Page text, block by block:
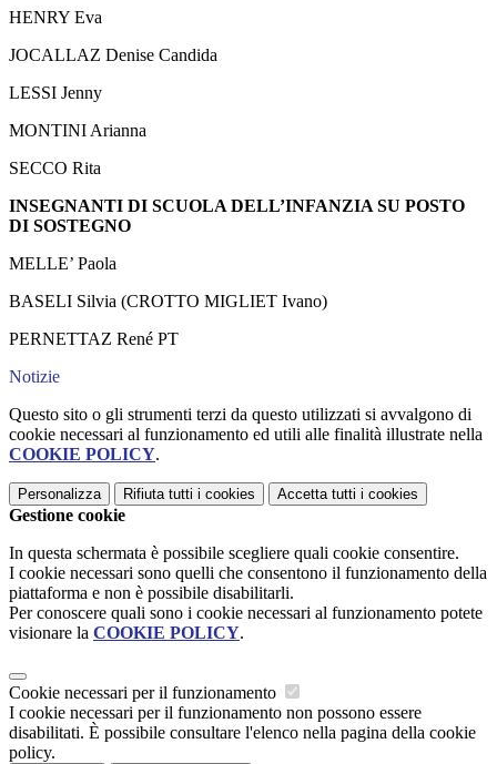
HENRY Eva
JOCALLAZ Denise Candida
LESSI Jenny
MONTINI Arianna
SECCO Rita
INSEGNANTI DI SCUOLA DELL’INFANZIA SU POSTO
DI SOSTEGNO
MELLE’ Paola
BASELI Silvia (CROTTO MIGLIET Ivano)
PERNETTAZ René PT
Notizie
Questo sito o gli strumenti terzi da questo utilizzati si avvalgono di
cookie necessari al funzionamento ed utili alle finalità illustrate nella
COOKIE POLICY.
Personalizza Rifiuta tutti i cookies Accetta tutti i cookies
Gestione cookie
In questa schermata è possibile scegliere quali cookie consentire.
I cookie necessari sono quelli che consentono il funzionamento della
piattaforma e non è possibile disabilitarli.
Per conoscere quali sono i cookie necessari al funzionamento potete
visionare la COOKIE POLICY.
Cookie necessari per il funzionamento
I cookie necessari per il funzionamento non possono essere
disabilitati. È possibile consultare l'elenco nella pagina della cookie
policy.